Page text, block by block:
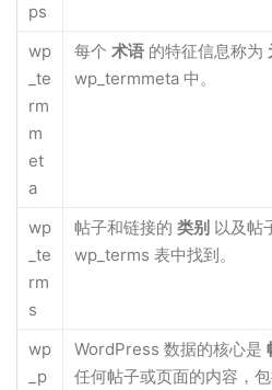
ps
wp
_te
rm
m
et
a
每个 术语 的特征信息称为
wp_termmeta 中。
wp
_te
rm
s
帖子和链接的 类别 以及帖
wp_terms 表中找到。
wp
_p
WordPress 数据的核心是
任何帖子或页面的内容，